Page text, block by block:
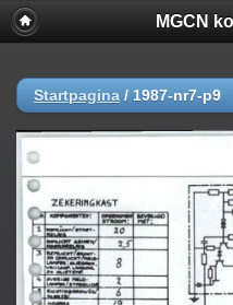
MGCN
Startpagina / 1987-nr7-p9